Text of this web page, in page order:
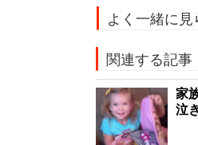
よく一緒に
関連する記事
家
泣